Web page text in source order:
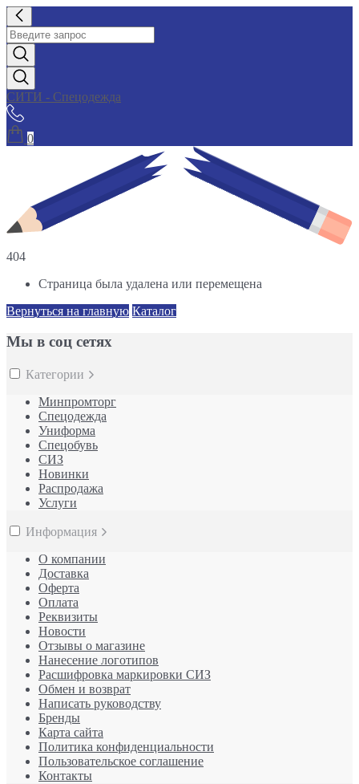
СИТИ - Спецодежда
0
404
Страница была удалена или перемещена
Вернуться на главную Каталог
Мы в соц сетях
Категории
Минпромторг
Спецодежда
Униформа
Спецобувь
СИЗ
Новинки
Распродажа
Услуги
Информация
О компании
Доставка
Оферта
Оплата
Реквизиты
Новости
Отзывы о магазине
Нанесение логотипов
Расшифровка маркировки СИЗ
Обмен и возврат
Написать руководству
Бренды
Карта сайта
Политика конфиденциальности
Пользовательское соглашение
Контакты